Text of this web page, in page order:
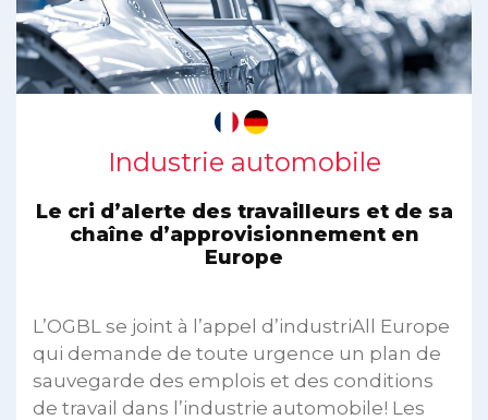
Industrie automobile
Le cri d’alerte des travailleurs et de sa
chaîne d’approvisionnement en
Europe
L’OGBL se joint à l’appel d’industriAll Europe
qui demande de toute urgence un plan de
sauvegarde des emplois et des conditions
de travail dans l’industrie automobile! Les